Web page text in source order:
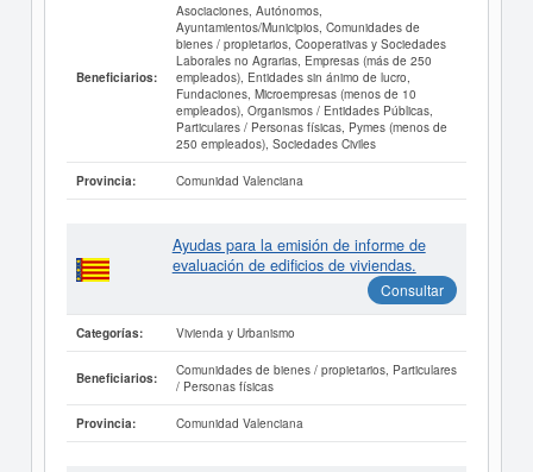
Beneficiarios:
Asociaciones, Autónomos,
Ayuntamientos/Municipios, Comunidades de
bienes / propietarios, Cooperativas y Sociedades
Laborales no Agrarias, Empresas (más de 250
empleados), Entidades sin ánimo de lucro,
Fundaciones, Microempresas (menos de 10
empleados), Organismos / Entidades Públicas,
Particulares / Personas físicas, Pymes (menos de
250 empleados), Sociedades Civiles
Provincia: Comunidad Valenciana
Ayudas para la emisión de informe de
evaluación de edificios de viviendas.
Consultar
Categorías: Vivienda y Urbanismo
Beneficiarios:
Comunidades de bienes / propietarios, Particulares
/ Personas físicas
Provincia: Comunidad Valenciana